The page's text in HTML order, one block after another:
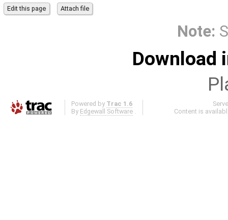
Note:
Download
Powered by Trac 1.6
By Edgewall Software .
Content is